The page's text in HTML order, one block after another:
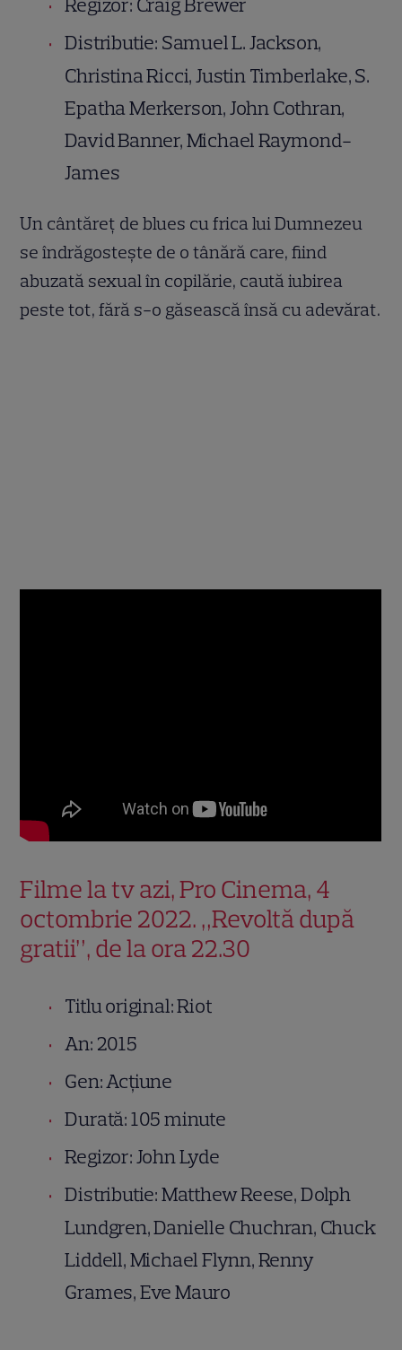
Regizor: Craig Brewer
Distributie: Samuel L. Jackson,
Christina Ricci, Justin Timberlake, S.
Epatha Merkerson, John Cothran,
David Banner, Michael Raymond-
James
Un cântăreţ de blues cu frica lui Dumnezeu
se îndrăgosteşte de o tânără care, fiind
abuzată sexual în copilărie, caută iubirea
peste tot, fără s-o găsească însă cu adevărat.
Filme la tv azi, Pro Cinema, 4
octombrie 2022. „Revoltă după
gratii”, de la ora 22.30
Titlu original: Riot
An: 2015
Gen: Acțiune
Durată: 105 minute
Regizor: John Lyde
Distributie: Matthew Reese, Dolph
Lundgren, Danielle Chuchran, Chuck
Liddell, Michael Flynn, Renny
Grames, Eve Mauro